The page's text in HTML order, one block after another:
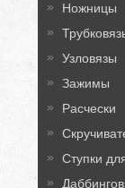
Ножницы
Узловязы
Зажимы
Расчески
Ступки